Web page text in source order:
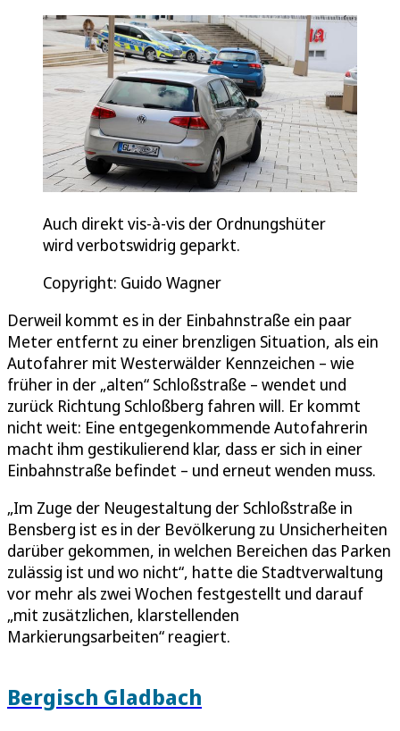
Auch direkt vis-à-vis der Ordnungshüter
wird verbotswidrig geparkt.
Copyright: Guido Wagner
Derweil kommt es in der Einbahnstraße ein paar
Meter entfernt zu einer brenzligen Situation, als ein
Autofahrer mit Westerwälder Kennzeichen – wie
früher in der „alten“ Schloßstraße – wendet und
zurück Richtung Schloßberg fahren will. Er kommt
nicht weit: Eine entgegenkommende Autofahrerin
macht ihm gestikulierend klar, dass er sich in einer
Einbahnstraße befindet – und erneut wenden muss.
„Im Zuge der Neugestaltung der Schloßstraße in
Bensberg ist es in der Bevölkerung zu Unsicherheiten
darüber gekommen, in welchen Bereichen das Parken
zulässig ist und wo nicht“, hatte die Stadtverwaltung
vor mehr als zwei Wochen festgestellt und darauf
„mit zusätzlichen, klarstellenden
Markierungsarbeiten“ reagiert.
Bergisch Gladbach